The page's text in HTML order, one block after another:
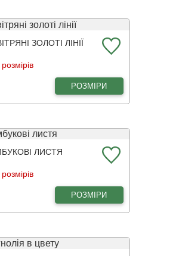
ЗОЛОТІ ЛІНІЇ
золоті лінії РОЗМІРИ
ЛИСТЯ
листя РОЗМІРИ